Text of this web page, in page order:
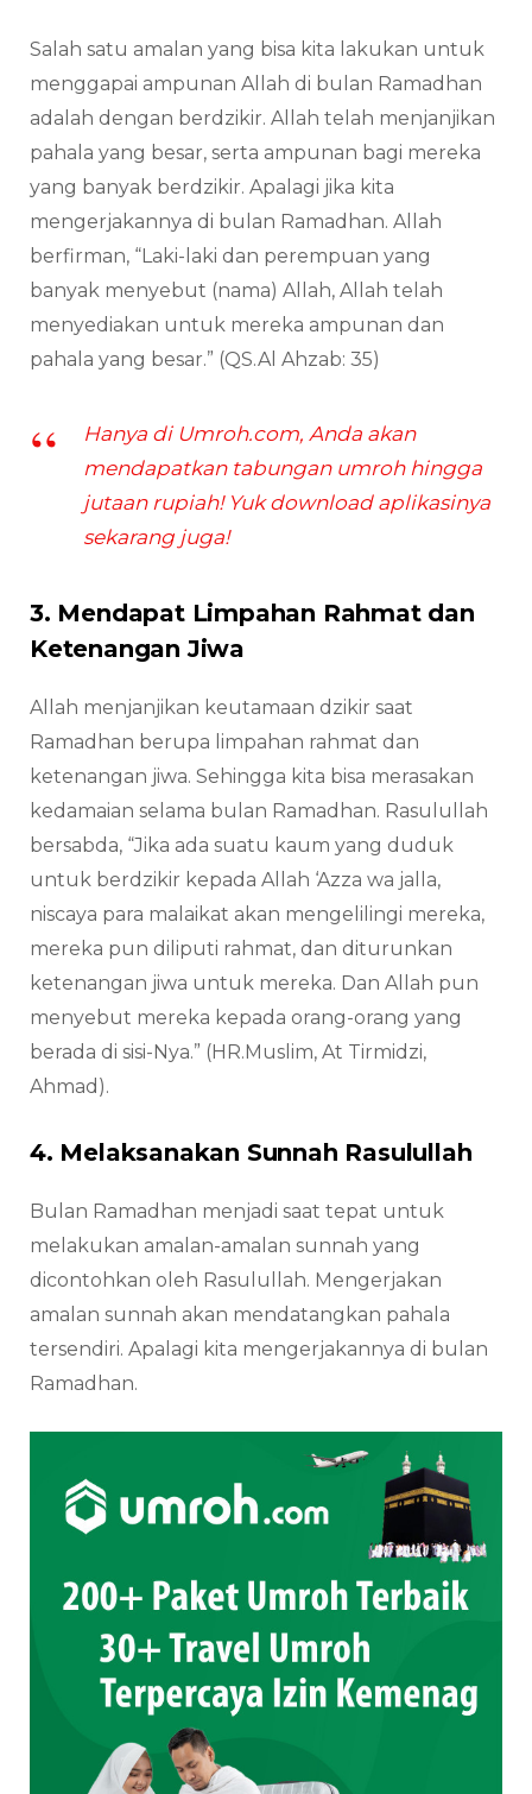
Salah satu amalan yang bisa kita lakukan untuk
menggapai ampunan Allah di bulan Ramadhan
adalah dengan berdzikir. Allah telah menjanjikan
pahala yang besar, serta ampunan bagi mereka
yang banyak berdzikir. Apalagi jika kita
mengerjakannya di bulan Ramadhan. Allah
berfirman, “Laki-laki dan perempuan yang
banyak menyebut (nama) Allah, Allah telah
menyediakan untuk mereka ampunan dan
pahala yang besar.” (QS.Al Ahzab: 35)
Hanya di Umroh.com, Anda akan
mendapatkan tabungan umroh hingga
jutaan rupiah! Yuk download aplikasinya
sekarang juga!
3. Mendapat Limpahan Rahmat dan
Ketenangan Jiwa
Allah menjanjikan keutamaan dzikir saat
Ramadhan berupa limpahan rahmat dan
ketenangan jiwa. Sehingga kita bisa merasakan
kedamaian selama bulan Ramadhan. Rasulullah
bersabda, “Jika ada suatu kaum yang duduk
untuk berdzikir kepada Allah ‘Azza wa jalla,
niscaya para malaikat akan mengelilingi mereka,
mereka pun diliputi rahmat, dan diturunkan
ketenangan jiwa untuk mereka. Dan Allah pun
menyebut mereka kepada orang-orang yang
berada di sisi-Nya.” (HR.Muslim, At Tirmidzi,
Ahmad).
4. Melaksanakan Sunnah Rasulullah
Bulan Ramadhan menjadi saat tepat untuk
melakukan amalan-amalan sunnah yang
dicontohkan oleh Rasulullah. Mengerjakan
amalan sunnah akan mendatangkan pahala
tersendiri. Apalagi kita mengerjakannya di bulan
Ramadhan.